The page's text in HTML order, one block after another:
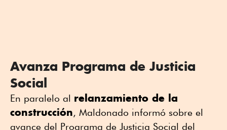
Avanza Programa de Justicia
Social
En paralelo al relanzamiento de la
construcción, Maldonado informó sobre el
avance del Programa de Justicia Social del